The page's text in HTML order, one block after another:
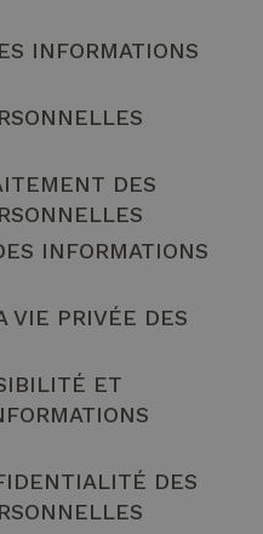
INFORMATIONS
DES
INFORMATIONS
VIE PRIVÉE DES
ET
DES